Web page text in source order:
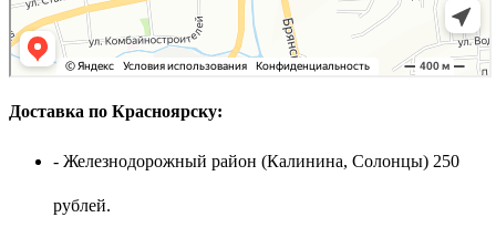
Доставка по Красноярску:
- Железнодорожный район (Калинина, Солонцы) 250
рублей.